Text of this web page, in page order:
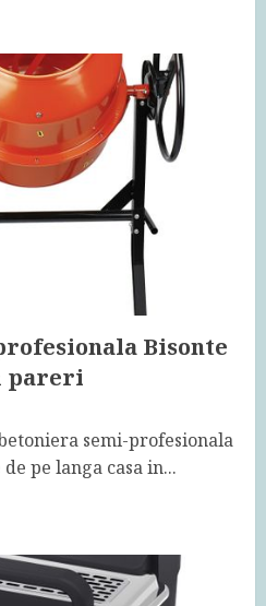
Bisonte
pareri
semi-profesionala
pe langa casa in...